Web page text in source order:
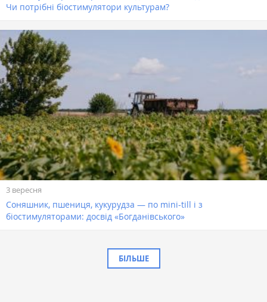
Чи потрібні біостимулятори культурам?
3 вересня
Соняшник, пшениця, кукурудза — по mini-till і з
біостимуляторами: досвід «Богданівського»
БІЛЬШЕ